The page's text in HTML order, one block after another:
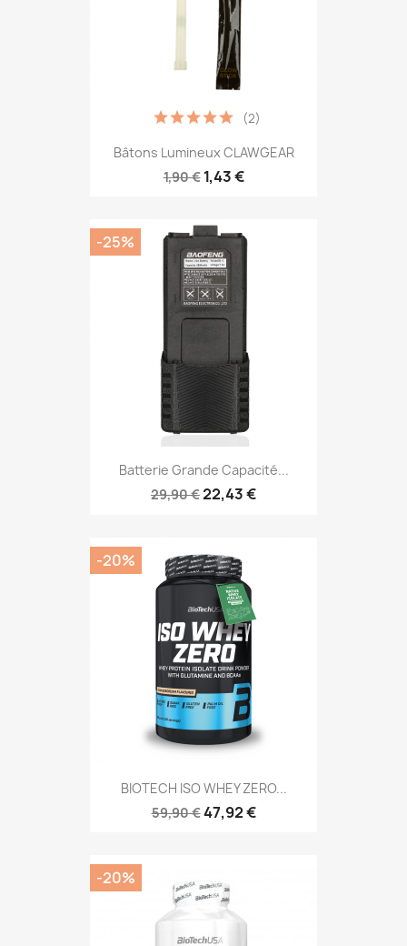
Bâtons Lumineux CLAWGEAR
1,90 € 1,43 €
(2)
Batterie Grande Capacité...
29,90 €22,43 €
-25%
BIOTECH ISO WHEY ZERO...
59,90 €47,92 €
-20%
-20%